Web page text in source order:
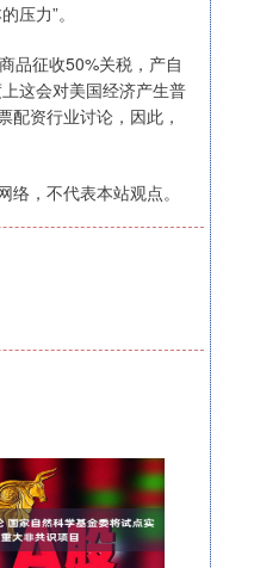
压力”。
品征收50%关税，产自
这会对美国经济产生普
资行业讨论，因此，
，不代表本站观点。